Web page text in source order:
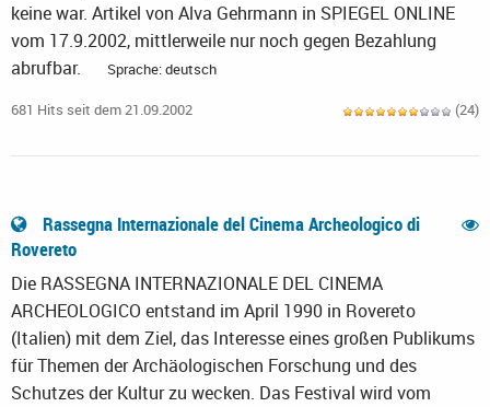
keine war. Artikel von Alva Gehrmann in SPIEGEL ONLINE
vom 17.9.2002, mittlerweile nur noch gegen Bezahlung
abrufbar.
Sprache: deutsch
681 Hits seit dem 21.09.2002 (24)
Rassegna Internazionale del Cinema Archeologico di
Rovereto
Die RASSEGNA INTERNAZIONALE DEL CINEMA
ARCHEOLOGICO entstand im April 1990 in Rovereto
(Italien) mit dem Ziel, das Interesse eines großen Publikums
für Themen der Archäologischen Forschung und des
Schutzes der Kultur zu wecken. Das Festival wird vom